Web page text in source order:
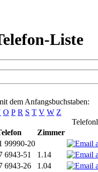
Liste
dem Anfangsbuchstaben:
O P R S T V W Z
Zimmer
99990-20
6943-51 1.14
6943-26 1.04